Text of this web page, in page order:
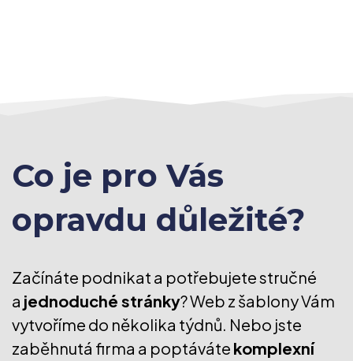
Co je pro Vás
opravdu důležité?
Začínáte podnikat a potřebujete stručné
a jednoduché stránky? Web z šablony Vám
vytvoříme do několika týdnů. Nebo jste
zaběhnutá firma a poptáváte komplexní